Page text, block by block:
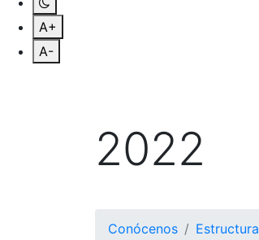
A+
A-
2022
Conócenos Estructura